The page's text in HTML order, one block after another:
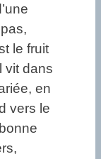
le fruit
vit dans
en
vers le